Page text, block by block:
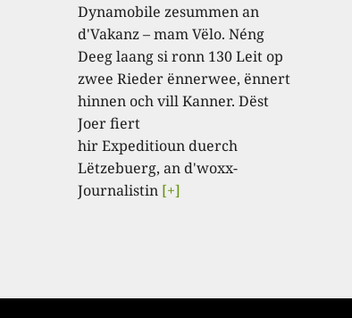
Dynamobile zesummen an
d'Vakanz – mam Vëlo. Néng
Deeg laang si ronn 130 Leit op
zwee Rieder ënnerwee, ënnert
hinnen och vill Kanner. Dëst
Joer fiert
hir Expeditioun duerch
Lëtzebuerg, an d'woxx-
Journalistin [+]